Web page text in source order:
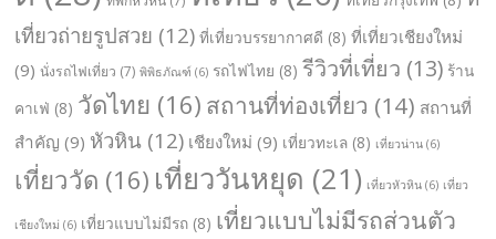
เที่ยวถ่ายรูปสวย (12) ที่เที่ยวบรรยากาศดี (8) ที่เที่ยวเชียงใหม่
(9) นั่งรถไฟเที่ยว (7) พิพิธภัณฑ์ (6) รถไฟไทย (8) รีวิวที่เที่ยว (13) ร้าน
คาเฟ่ (8) วัดไทย (16) สถานที่ท่องเที่ยว (14) สถานที่
สำคัญ (9) หัวหิน (12) เชียงใหม่ (9) เที่ยวทะเล (8) เที่ยวน่าน (6)
เที่ยววัด (16) เที่ยววันหยุด (21) เที่ยวหัวหิน (6) เที่ยว
เชียงใหม่ (6) เที่ยวแบบไม่มีรถ (8) เที่ยวแบบไม่มีรถส่วนตัว